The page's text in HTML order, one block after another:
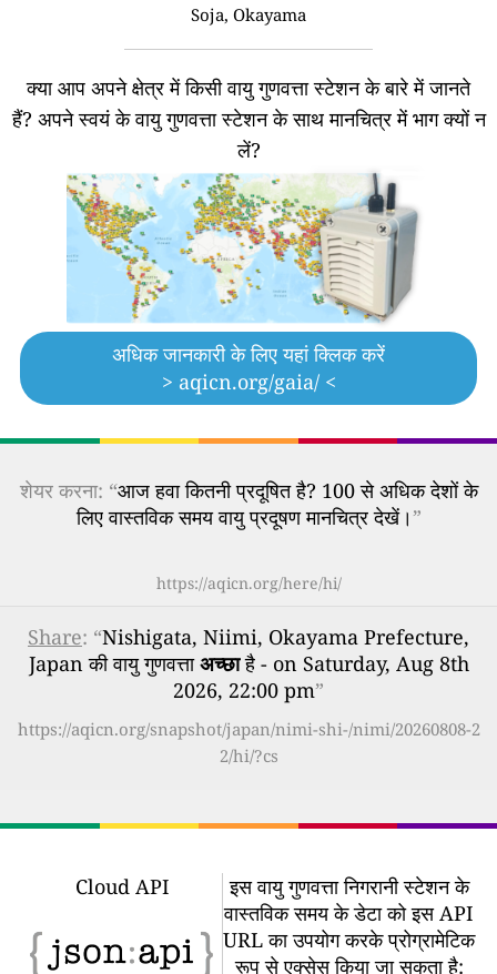
Soja, Okayama
क्या आप अपने क्षेत्र में किसी वायु गुणवत्ता स्टेशन के बारे में जानते
हैं? अपने स्वयं के वायु गुणवत्ता स्टेशन के साथ मानचित्र में भाग क्यों न
लें?
अधिक जानकारी के लिए यहां क्लिक करें
> aqicn.org/gaia/ <
शेयर करना: “आज हवा कितनी प्रदूषित है? 100 से अधिक देशों के
लिए वास्तविक समय वायु प्रदूषण मानचित्र देखें।”
https://aqicn.org/here/hi/
Share: “Nishigata, Niimi, Okayama Prefecture,
Japan की वायु गुणवत्ताअच्छाहै - on Saturday, Aug 8th
2026, 22:00 pm”
https://aqicn.org/snapshot/japan/nimi-shi-/nimi/20260808-2
2/hi/?cs
Cloud API
इस वायु गुणवत्ता निगरानी स्टेशन के
वास्तविक समय के डेटा को इस API
URL का उपयोग करके प्रोग्रामेटिक
रूप से एक्सेस किया जा सकता है: